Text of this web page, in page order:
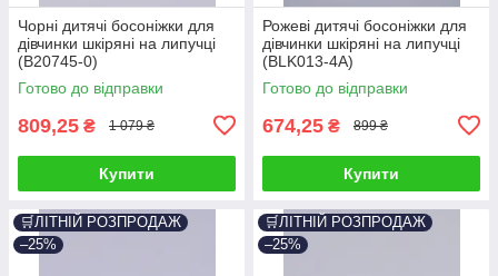
Чорні дитячі босоніжки для
дівчинки шкіряні на липучці
(B20745-0)
Готово до відправки
809,25 ₴ 1 079 ₴
Купити
Рожеві дитячі босоніжки для
дівчинки шкіряні на липучці
(BLK013-4A)
Готово до відправки
674,25 ₴ 899 ₴
Купити
🛒ЛІТНІЙ РОЗПРОДАЖ
–25%
🛒ЛІТНІЙ РОЗПРОДАЖ
–25%